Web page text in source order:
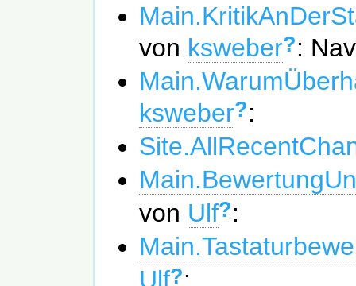
von ksweber?:
ksweber?:
von Ulf?:
Ulf?: